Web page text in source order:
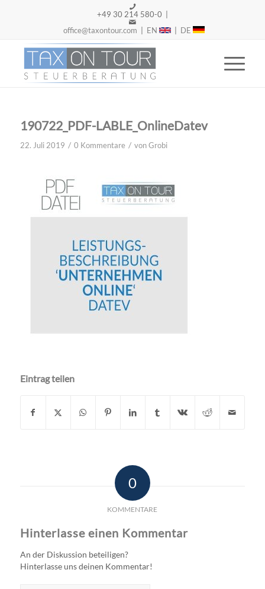
+49 30 214 580-0 |
office@taxontour.com
EN DE
190722_PDF-LABLE_OnlineDatev
22. Juli 2019 / 0 Kommentare / vonGrobi
Eintrag teilen
0
KOMMENTARE
Hinterlasse einen Kommentar
An der Diskussion beteiligen?
Hinterlasse uns deinen Kommentar!